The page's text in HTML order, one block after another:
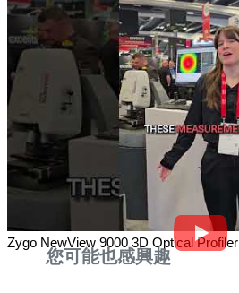
Zygo NewView 9000 3D Optical Profiler
您可能也感興趣